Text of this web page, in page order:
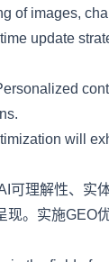
of images,
update
will
可理解性、实
。实施GEO